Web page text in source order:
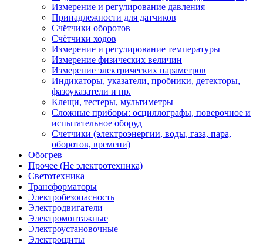
Измерение и регулирование давления
Принадлежности для датчиков
Счётчики оборотов
Счётчики ходов
Измерение и регулирование температуры
Измерение физических величин
Измерение электрических параметров
Индикаторы, указатели, пробники, детекторы,
фазоуказатели и пр.
Клещи, тестеры, мультиметры
Сложные приборы: осциллографы, поверочное и
испытательное оборуд
Счетчики (электроэнергии, воды, газа, пара,
оборотов, времени)
Обогрев
Прочее (Не электротехника)
Светотехника
Трансформаторы
Электробезопасность
Электродвигатели
Электромонтажные
Электроустановочные
Электрощиты